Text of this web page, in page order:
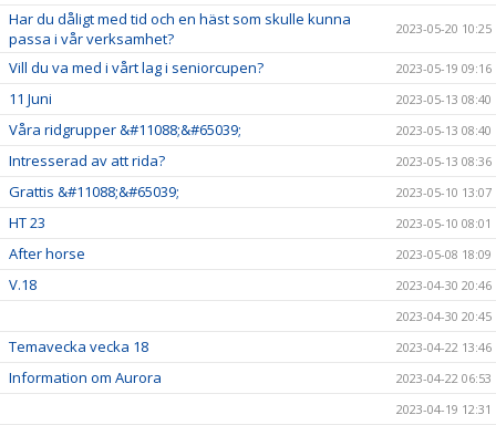
Har du dåligt med tid och en häst som skulle kunna
passa i vår verksamhet?
2023-05-20 10:25
Vill du va med i vårt lag i seniorcupen? 2023-05-19 09:16
11 Juni 2023-05-13 08:40
Våra ridgrupper &#11088;&#65039; 2023-05-13 08:40
Intresserad av att rida? 2023-05-13 08:36
Grattis &#11088;&#65039; 2023-05-10 13:07
HT 23 2023-05-10 08:01
After horse 2023-05-08 18:09
V.18
2023-04-30 20:46
2023-04-30 20:45
Temavecka vecka 18 2023-04-22 13:46
Information om Aurora
2023-04-22 06:53
2023-04-19 12:31